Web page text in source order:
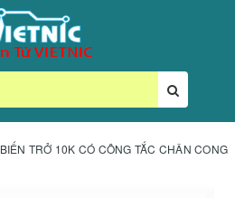
BIẾN TRỞ 10K CÓ CÔNG TẮC CHÂN CONG